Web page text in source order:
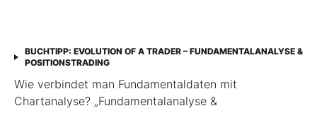
BUCHTIPP: EVOLUTION OF A TRADER – FUNDAMENTALANALYSE &
POSITIONSTRADING
Wie verbindet man Fundamentaldaten mit
Chartanalyse? „Fundamentalanalyse &